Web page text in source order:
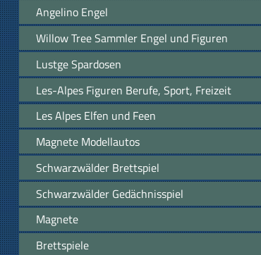
Angelino Engel
Willow Tree Sammler Engel und Figuren
Lustge Spardosen
Les-Alpes Figuren Berufe, Sport, Freizeit
Les Alpes Elfen und Feen
Magnete Modellautos
Schwarzwälder Brettspiel
Schwarzwälder Gedächnisspiel
Magnete
Brettspiele